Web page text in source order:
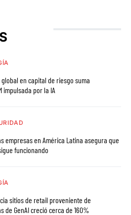
en capital de riesgo suma
impulsada por la IA
empresas en América Latina asegura que
funcionando
sitios de retail proveniente de
de GenAI creció cerca de 160%